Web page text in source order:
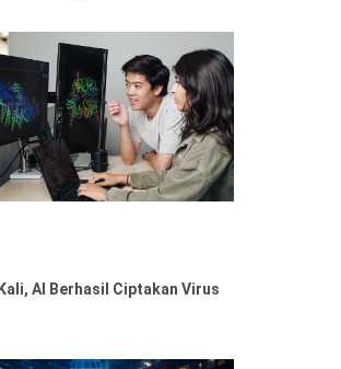
AI Berhasil Ciptakan Virus